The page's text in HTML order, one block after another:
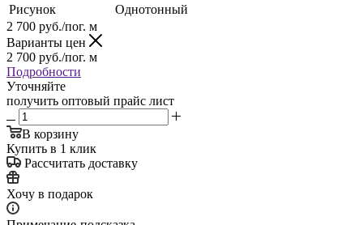
Рисунок
Однотонный
2 700 руб./пог. м
Варианты цен
2 700 руб./пог. м
Подробности
Уточняйте
получить оптовый прайс лист
В корзину
Купить в 1 клик
Рассчитать доставку
Хочу в подарок